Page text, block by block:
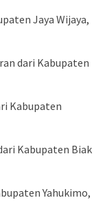
Jaya Wijaya,
dari Kabupaten
Kabupaten
Kabupaten Biak
Yahukimo,